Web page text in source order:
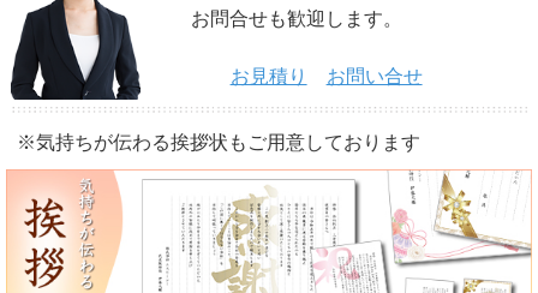
お問合せも歓迎します。
お見積り お問い合せ
※気持ちが伝わる挨拶状もご用意しております